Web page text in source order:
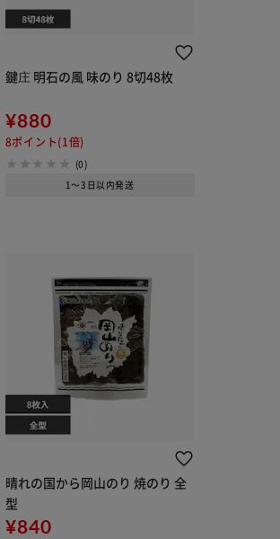
鍵庄 明石の風 味のり 8切48枚
¥880
8ポイント(1倍)
(0)
1～3日以内発送
晴れの国から岡山のり 焼のり 全
型
¥840